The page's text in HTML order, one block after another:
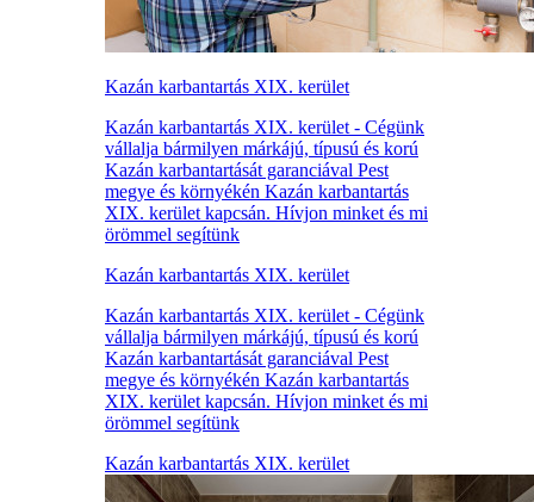
Kazán karbantartás XIX. kerület
Kazán karbantartás XIX. kerület - Cégünk
vállalja bármilyen márkájú, típusú és korú
Kazán karbantartását garanciával Pest
megye és környékén Kazán karbantartás
XIX. kerület kapcsán. Hívjon minket és mi
örömmel segítünk
Kazán karbantartás XIX. kerület
Kazán karbantartás XIX. kerület - Cégünk
vállalja bármilyen márkájú, típusú és korú
Kazán karbantartását garanciával Pest
megye és környékén Kazán karbantartás
XIX. kerület kapcsán. Hívjon minket és mi
örömmel segítünk
Kazán karbantartás XIX. kerület